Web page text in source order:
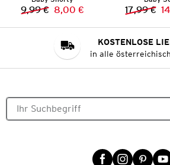
Vorheriger Preis:
9,99 € Neuer Preis:
8,00 € 17,99 €
KOSTENLOSE
in alle